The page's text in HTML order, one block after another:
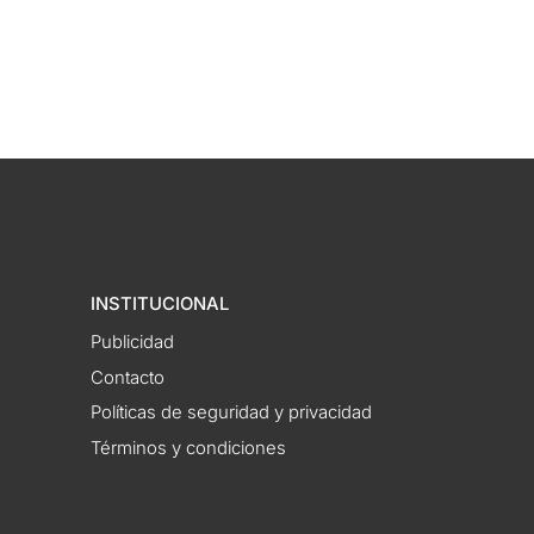
INSTITUCIONAL
Publicidad
Contacto
Políticas de seguridad y privacidad
Términos y condiciones